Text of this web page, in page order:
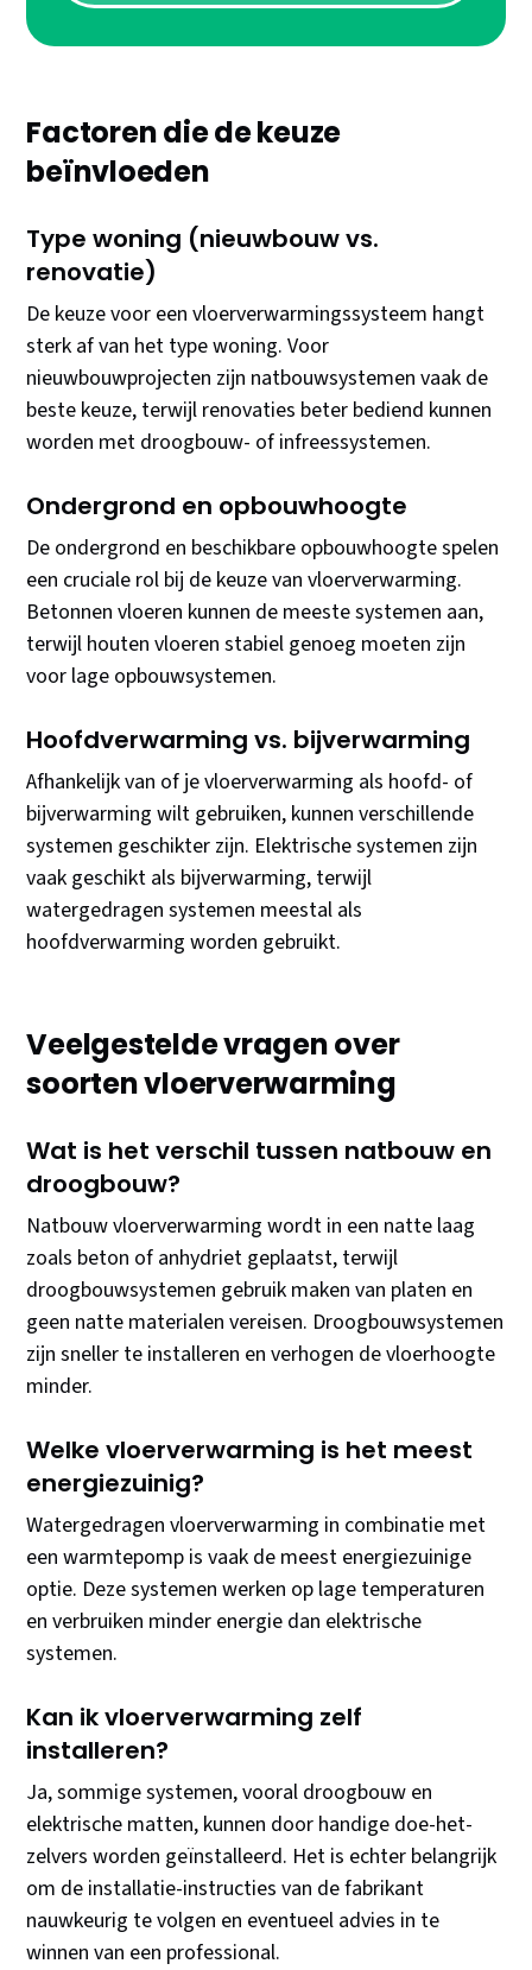
Factoren die de keuze
beïnvloeden
Type woning (nieuwbouw vs.
renovatie)
De keuze voor een vloerverwarmingssysteem hangt
sterk af van het type woning. Voor
nieuwbouwprojecten zijn natbouwsystemen vaak de
beste keuze, terwijl renovaties beter bediend kunnen
worden met droogbouw- of infreessystemen.
Ondergrond en opbouwhoogte
De ondergrond en beschikbare opbouwhoogte spelen
een cruciale rol bij de keuze van vloerverwarming.
Betonnen vloeren kunnen de meeste systemen aan,
terwijl houten vloeren stabiel genoeg moeten zijn
voor lage opbouwsystemen.
Hoofdverwarming vs. bijverwarming
Afhankelijk van of je vloerverwarming als hoofd- of
bijverwarming wilt gebruiken, kunnen verschillende
systemen geschikter zijn. Elektrische systemen zijn
vaak geschikt als bijverwarming, terwijl
watergedragen systemen meestal als
hoofdverwarming worden gebruikt.
Veelgestelde vragen over
soorten vloerverwarming
Wat is het verschil tussen natbouw en
droogbouw?
Natbouw vloerverwarming wordt in een natte laag
zoals beton of anhydriet geplaatst, terwijl
droogbouwsystemen gebruik maken van platen en
geen natte materialen vereisen. Droogbouwsystemen
zijn sneller te installeren en verhogen de vloerhoogte
minder.
Welke vloerverwarming is het meest
energiezuinig?
Watergedragen vloerverwarming in combinatie met
een warmtepomp is vaak de meest energiezuinige
optie. Deze systemen werken op lage temperaturen
en verbruiken minder energie dan elektrische
systemen.
Kan ik vloerverwarming zelf
installeren?
Ja, sommige systemen, vooral droogbouw en
elektrische matten, kunnen door handige doe-het-
zelvers worden geïnstalleerd. Het is echter belangrijk
om de installatie-instructies van de fabrikant
nauwkeurig te volgen en eventueel advies in te
winnen van een professional.